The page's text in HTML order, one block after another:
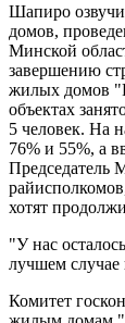
Шапиро
домов,
Минской
завершению
жилых домов
объектах
5 человек. На
76% и 55%, а
Председатель
хотят
"У нас
лучшем случае
Комитет